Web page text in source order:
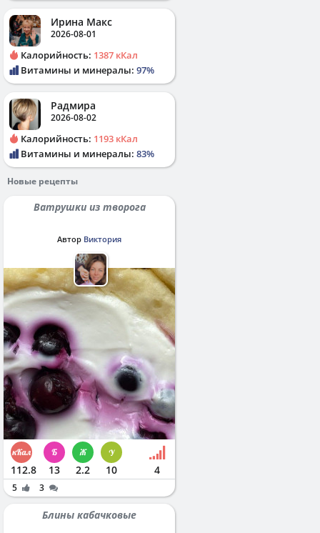
Ирина Макс
2026-08-01
Калорийность: 1387 кКал
Витамины и минералы: 97%
Радмира
2026-08-02
Калорийность: 1193 кКал
Витамины и минералы: 83%
Новые рецепты
Ватрушки из творога
Автор Виктория
112.8 13 2.2 10 4
5 3
Блины кабачковые